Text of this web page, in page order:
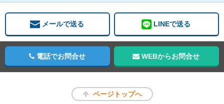
メールで送る LINEで送る
電話でお問合せ WEBからお問合せ
ページトップへ